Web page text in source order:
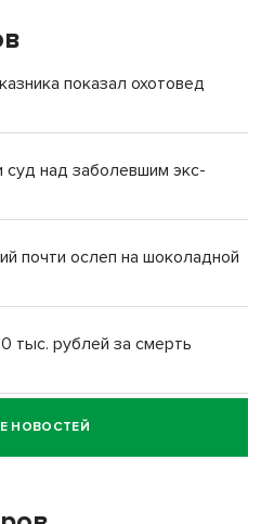
показал охотовед
над заболевшим экс-
почти ослеп на шоколадной
тыс. рублей за смерть
водителя за смерть
селе лошади
НОВОСТЕЙ